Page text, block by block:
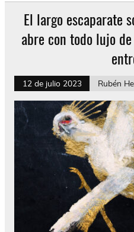
El largo escaparate
abre con todo lujo
12 de julio 2023 Rubén